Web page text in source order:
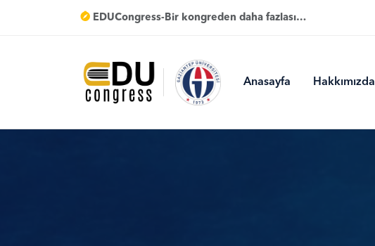
EDUCongress-Bir kongreden daha fazlası…
Anasayfa Hakkımızda